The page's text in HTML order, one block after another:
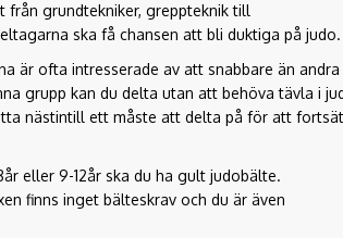
från grundtekniker, greppteknik till
ska få chansen att bli duktiga på judo.
är ofta intresserade av att snabbare än andra
grupp kan du delta utan att behöva tävla i
nästintill ett måste att delta på för att
eller 9-12år ska du ha gult judobälte.
finns inget bälteskrav och du är även